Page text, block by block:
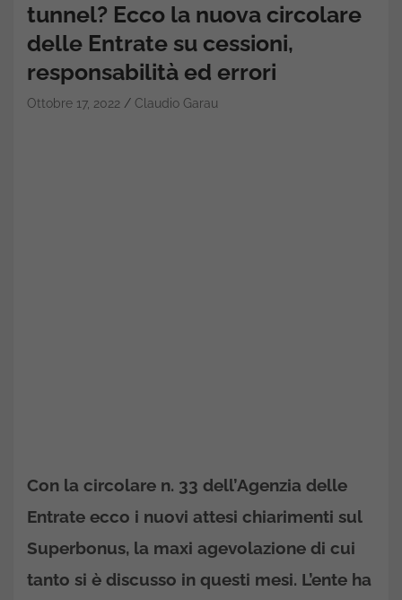
tunnel? Ecco la nuova circolare
delle Entrate su cessioni,
responsabilità ed errori
Ottobre 17, 2022 Claudio Garau
Con la circolare n. 33 dell’Agenzia delle
Entrate ecco i nuovi attesi chiarimenti sul
Superbonus, la maxi agevolazione di cui
tanto si è discusso in questi mesi. L’ente ha